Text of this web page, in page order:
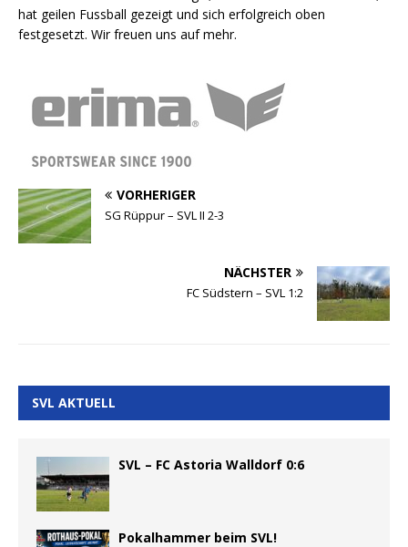
hat geilen Fussball gezeigt und sich erfolgreich oben
festgesetzt. Wir freuen uns auf mehr.
VORHERIGER
SG Rüppur – SVL II 2-3
NÄCHSTER
FC Südstern – SVL 1:2
SVL AKTUELL
SVL – FC Astoria Walldorf 0:6
Pokalhammer beim SVL!